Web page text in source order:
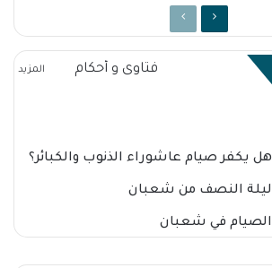
فتاوى و أحكام المزيد
هل يكفر صيام عاشوراء الذنوب والكبائر؟
ليلة النصف من شعبان
الصيام في شعبان